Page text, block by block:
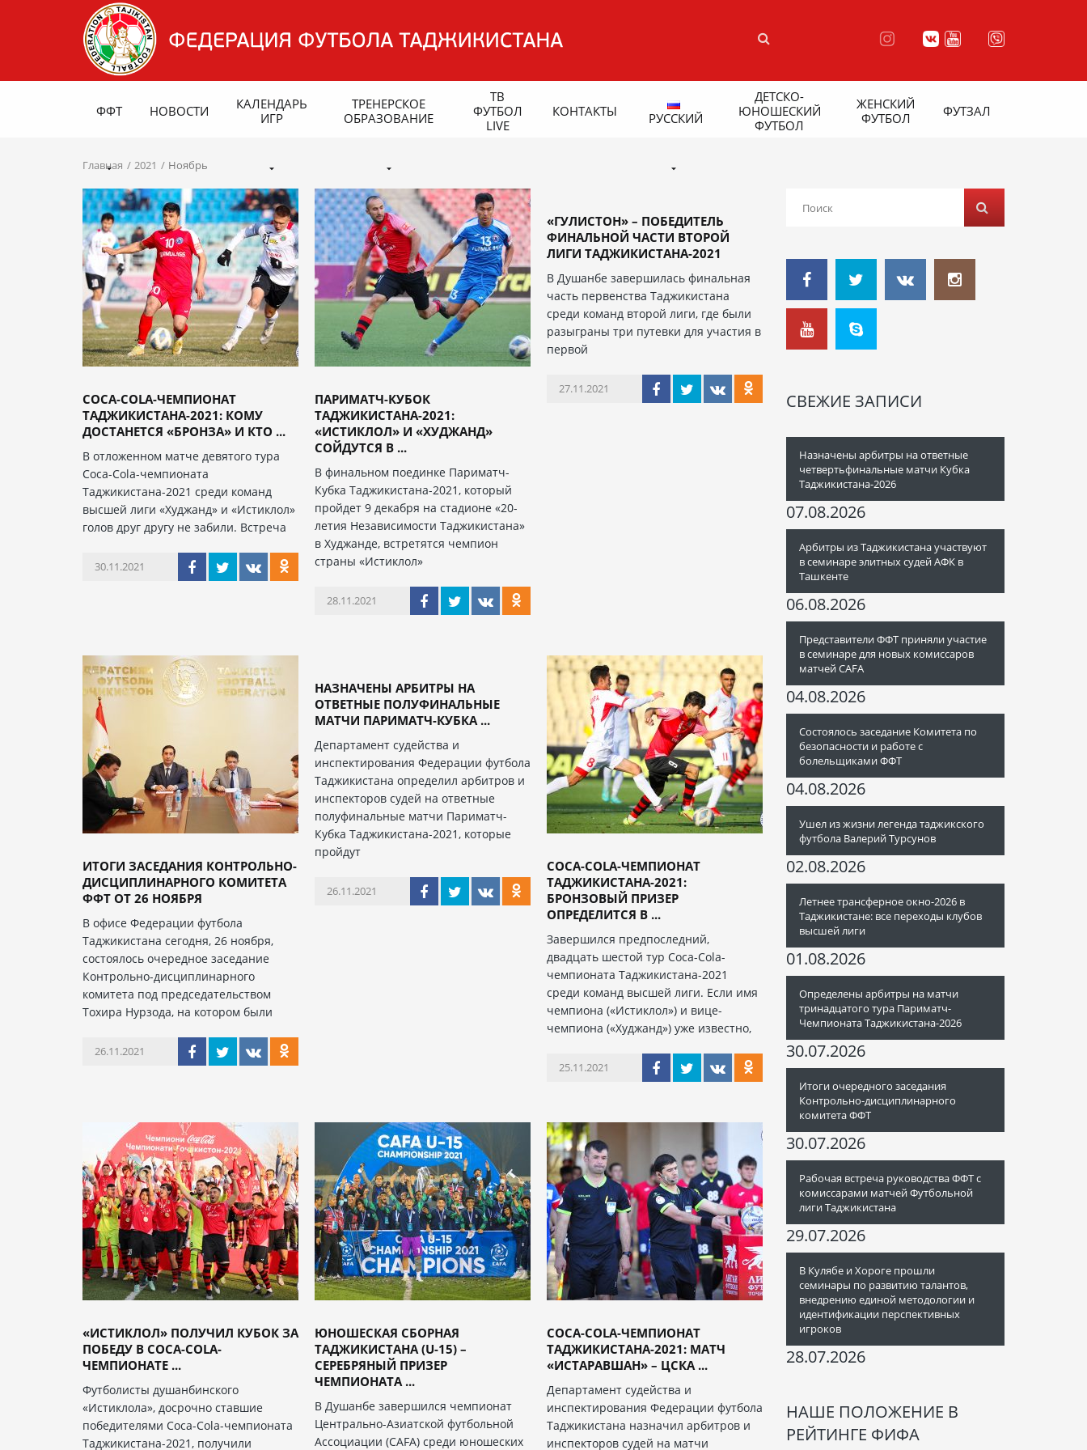
ФФТ НОВОСТИ
КАЛЕНДАРЬ
ИГР
ТРЕНЕРСКОЕ
ОБРАЗОВАНИЕ
ТВ
ФУТБОЛ
LIVE
КОНТАКТЫ РУССКИЙ
ДЕТСКО-
ЮНОШЕСКИЙ
ФУТБОЛ
ЖЕНСКИЙ
ФУТБОЛ
ФУТЗАЛ
Главная 2021 Ноябрь
COCA-COLA-ЧЕМПИОНАТ
ТАДЖИКИСТАНА-2021: КОМУ
ДОСТАНЕТСЯ «БРОНЗА» И КТО ...
В отложенном матче девятого тура
Coca-Cola-чемпионата
Таджикистана-2021 среди команд
высшей лиги «Худжанд» и «Истиклол»
голов друг другу не забили. Встреча
30.11.2021
ПАРИМАТЧ-КУБОК
ТАДЖИКИСТАНА-2021:
«ИСТИКЛОЛ» И «ХУДЖАНД»
СОЙДУТСЯ В ...
В финальном поединке Париматч-
Кубка Таджикистана-2021, который
пройдет 9 декабря на стадионе «20-
летия Независимости Таджикистана»
в Худжанде, встретятся чемпион
страны «Истиклол»
28.11.2021
«ГУЛИСТОН» – ПОБЕДИТЕЛЬ
ФИНАЛЬНОЙ ЧАСТИ ВТОРОЙ
ЛИГИ ТАДЖИКИСТАНА-2021
В Душанбе завершилась финальная
часть первенства Таджикистана
среди команд второй лиги, где были
разыграны три путевки для участия в
первой
27.11.2021
ИТОГИ ЗАСЕДАНИЯ КОНТРОЛЬНО-
ДИСЦИПЛИНАРНОГО КОМИТЕТА
ФФТ ОТ 26 НОЯБРЯ
В офисе Федерации футбола
Таджикистана сегодня, 26 ноября,
состоялось очередное заседание
Контрольно-дисциплинарного
комитета под председательством
Тохира Нурзода, на котором были
26.11.2021
НАЗНАЧЕНЫ АРБИТРЫ НА
ОТВЕТНЫЕ ПОЛУФИНАЛЬНЫЕ
МАТЧИ ПАРИМАТЧ-КУБКА ...
Департамент судейства и
инспектирования Федерации футбола
Таджикистана определил арбитров и
инспекторов судей на ответные
полуфинальные матчи Париматч-
Кубка Таджикистана-2021, которые
пройдут
26.11.2021
COCA-COLA-ЧЕМПИОНАТ
ТАДЖИКИСТАНА-2021:
БРОНЗОВЫЙ ПРИЗЕР
ОПРЕДЕЛИТСЯ В ...
Завершился предпоследний,
двадцать шестой тур Coca-Cola-
чемпионата Таджикистана-2021
среди команд высшей лиги. Если имя
чемпиона («Истиклол») и вице-
чемпиона («Худжанд») уже известно,
25.11.2021
«ИСТИКЛОЛ» ПОЛУЧИЛ КУБОК ЗА
ПОБЕДУ В COCA-COLA-
ЧЕМПИОНАТЕ ...
Футболисты душанбинского
«Истиклола», досрочно ставшие
победителями Coca-Cola-чемпионата
Таджикистана-2021, получили
ЮНОШЕСКАЯ СБОРНАЯ
ТАДЖИКИСТАНА (U-15) –
СЕРЕБРЯНЫЙ ПРИЗЕР
ЧЕМПИОНАТА ...
В Душанбе завершился чемпионат
Центрально-Азиатской футбольной
Ассоциации (CAFA) среди юношеских
COCA-COLA-ЧЕМПИОНАТ
ТАДЖИКИСТАНА-2021: МАТЧ
«ИСТАРАВШАН» – ЦСКА ...
Департамент судейства и
инспектирования Федерации футбола
Таджикистана назначил арбитров и
инспекторов судей на матчи
СВЕЖИЕ ЗАПИСИ
Назначены арбитры на ответные
четвертьфинальные матчи Кубка
Таджикистана-2026
07.08.2026
Арбитры из Таджикистана участвуют
в семинаре элитных судей АФК в
Ташкенте
06.08.2026
Представители ФФТ приняли участие
в семинаре для новых комиссаров
матчей CAFA
04.08.2026
Состоялось заседание Комитета по
безопасности и работе с
болельщиками ФФТ
04.08.2026
Ушел из жизни легенда таджикского
футбола Валерий Турсунов
02.08.2026
Летнее трансферное окно-2026 в
Таджикистане: все переходы клубов
высшей лиги
01.08.2026
Определены арбитры на матчи
тринадцатого тура Париматч-
Чемпионата Таджикистана-2026
30.07.2026
Итоги очередного заседания
Контрольно-дисциплинарного
комитета ФФТ
30.07.2026
Рабочая встреча руководства ФФТ с
комиссарами матчей Футбольной
лиги Таджикистана
29.07.2026
В Кулябе и Хороге прошли
семинары по развитию талантов,
внедрению единой методологии и
идентификации перспективных
игроков
28.07.2026
НАШЕ ПОЛОЖЕНИЕ В
РЕЙТИНГЕ ФИФА